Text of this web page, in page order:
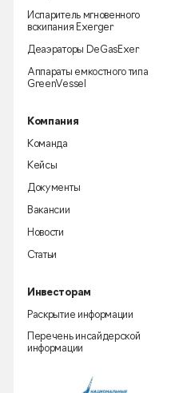
Испаритель мгновенного
вскипания Exerger
Деаэраторы DeGasExer
Аппараты емкостного типа
GreenVessel
Компания
Команда
Кейсы
Документы
Вакансии
Новости
Статьи
Инвесторам
Раскрытие информации
Перечень инсайдерской
информации